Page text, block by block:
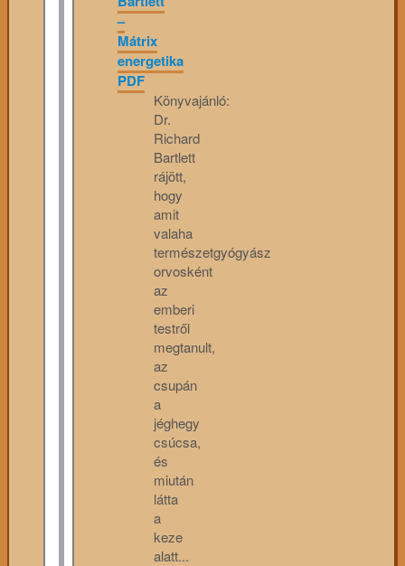
–
Mátrix
energetika
PDF
Könyvajánló:
Dr.
Richard
Bartlett
rájött,
hogy
amit
valaha
természetgyógyász
orvosként
az
emberi
testről
megtanult,
az
csupán
a
jéghegy
csúcsa,
és
miután
látta
a
keze
alatt...